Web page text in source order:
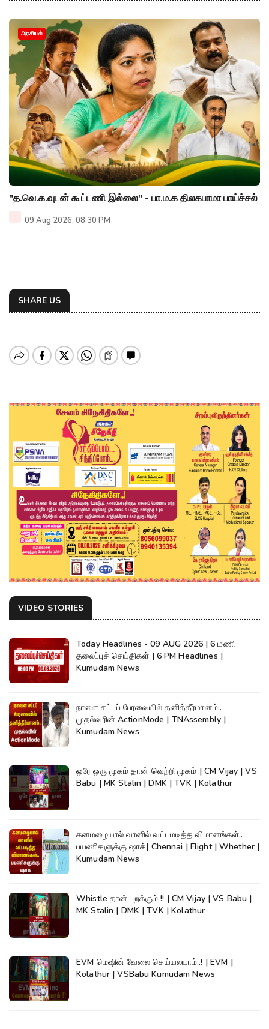
அரசியல்
"த.வெ.க.வுடன் கூட்டணி இல்லை" - பா.ம.க திலகபாமா பாய்ச்சல்
09 Aug 2026, 08:30 PM
SHARE US
VIDEO STORIES
Today Headlines - 09 AUG 2026 | 6 மணி
தலைப்புச் செய்திகள் | 6 PM Headlines |
Kumudam News
நாளை சட்டப் பேரவையில் தனித்தீர்மானம்..
முதல்வரின் ActionMode | TNAssembly |
Kumudam News
ஒரே ஒரு முகம் தான் வெற்றி முகம் | CM Vijay | VS
Babu | MK Stalin | DMK | TVK | Kolathur
கனமழையால் வானில் வட்டமடித்த விமானங்கள்..
பயணிகளுக்கு ஷாக்| Chennai | Flight | Whether |
Kumudam News
Whistle தான் பறக்கும் !! | CM Vijay | VS Babu |
MK Stalin | DMK | TVK | Kolathur
EVM மெஷின் வேலை செய்யலயாம்..! | EVM |
Kolathur | VSBabu Kumudam News